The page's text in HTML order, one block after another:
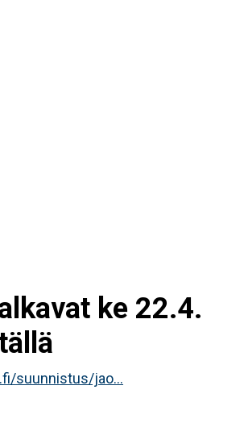
ke 22.4.
suunnistus/jao...